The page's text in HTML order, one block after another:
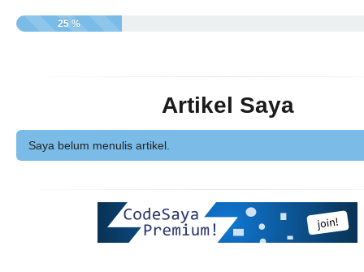
25 %
Artikel Saya
Saya belum menulis artikel.